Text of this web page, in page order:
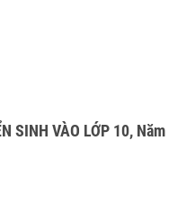
SINH VÀO LỚP 10, Năm